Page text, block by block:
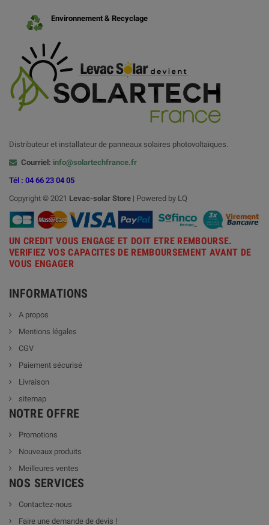
Environnement & Recyclage
Distributeur et installateur de panneaux solaires photovoltaïques.
Courriel: info@solartechfrance.fr
Tél : 04 66 23 04 05
Copyright © 2021 Levac-solar Store | Powered by LQ
UN CREDIT VOUS ENGAGE ET DOIT ETRE REMBOURSE.
VERIFIEZ VOS CAPACITES DE REMBOURSEMENT AVANT DE
VOUS ENGAGER
INFORMATIONS
A propos
Mentions légales
CGV
Paiement sécurisé
Livraison
sitemap
NOTRE OFFRE
Promotions
Nouveaux produits
Meilleures ventes
NOS SERVICES
Contactez-nous
Faire une demande de devis !